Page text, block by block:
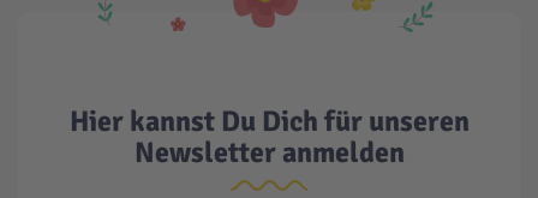
Hier kannst Du Dich für unseren
Newsletter anmelden